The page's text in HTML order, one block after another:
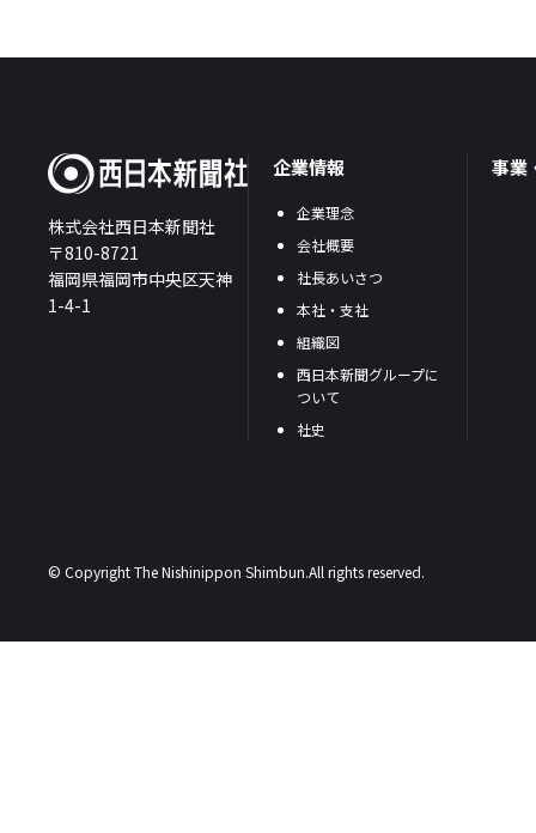
株式会社西日本新聞社
〒810-8721
福岡県福岡市中央区天神
1-4-1
企業情報
企業理念
会社概要
社長あいさつ
本社・支社
組織図
西日本新聞グループに
ついて
社史
事業
© Copyright The Nishinippon Shimbun.All rights reserved.